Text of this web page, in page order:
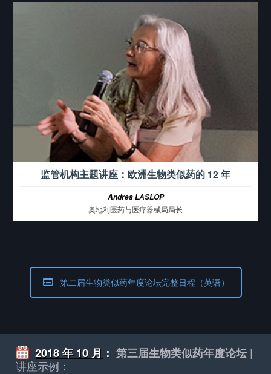
监管机构主题讲座：欧洲生物类似药的 12 年
Andrea LASLOP
奥地利医药与医疗器械局局长
第二届生物类似药年度论坛完整日程（英语）
2018 年 10 月 ： 第三届生物类似药年度论坛 |
讲座示例：